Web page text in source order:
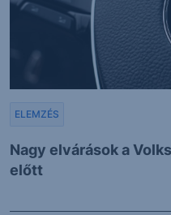
Nagy elvárások a
előtt
ELEMZÉS